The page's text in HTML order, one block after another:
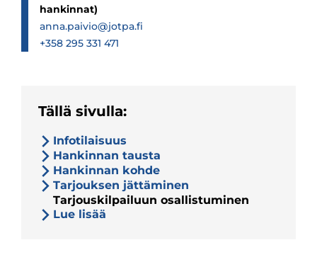
hankinnat)
anna.paivio@jotpa.fi
+358 295 331 471
Tällä sivulla:
Infotilaisuus
Hankinnan tausta
Hankinnan kohde
Tarjouksen jättäminen
Tarjouskilpailuun osallistuminen
Lue lisää